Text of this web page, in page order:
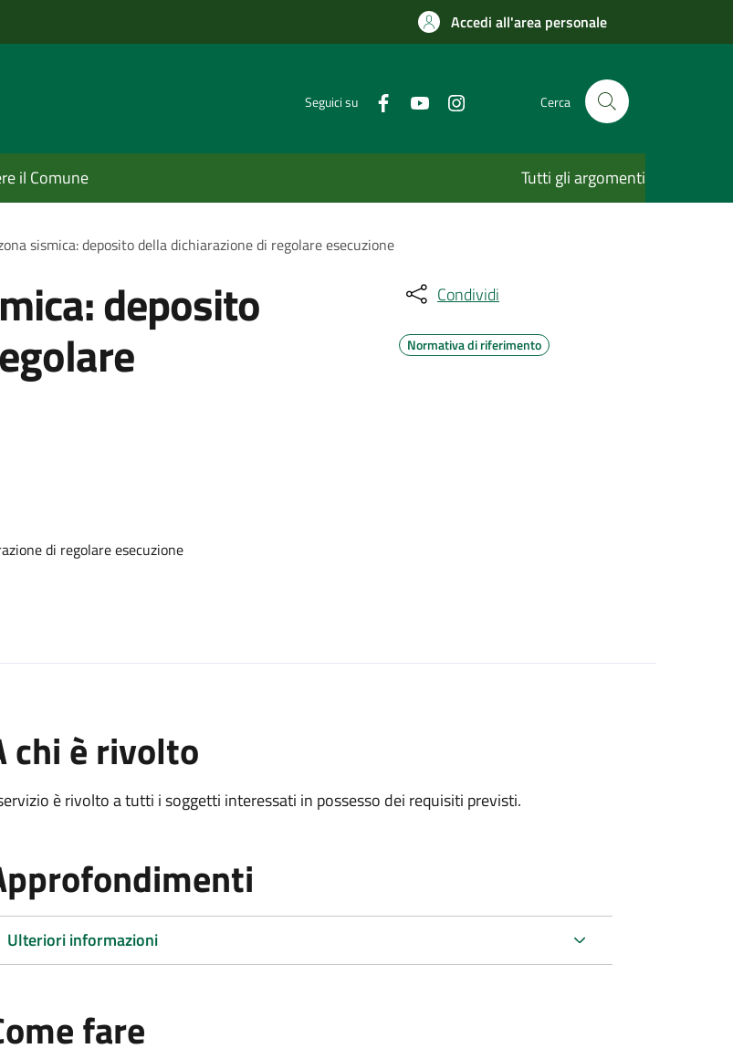
Accedi all'area personale
Seguici su Cerca
il Comune Tutti gli argomenti
sismica: deposito della dichiarazione di regolare esecuzione
deposito
di regolare esecuzione
Condividi
Normativa di riferimento
chi è rivolto
è rivolto a tutti i soggetti interessati in possesso dei requisiti previsti.
Ulteriori informazioni
fare